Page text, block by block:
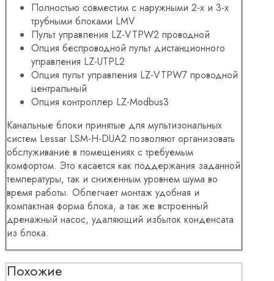
Полностью совместим с наружными 2-х и 3-х
трубными блоками LMV
Пульт управления LZ-VTPW2 проводной
Опция беспроводной пульт дистанционного
управления LZ-UTPL2
Опция пульт управления LZ-VTPW7 проводной
центральный
Опция контроллер LZ-Modbus3
Канальные блоки принятые для мультизональных
систем Lessar LSM-H-DUA2 позволяют организовать
обслуживание в помещениях с требуемым
комфортом. Это касается как поддержания заданной
температуры, так и сниженным уровнем шума во
время работы. Облегчает монтаж удобная и
компактная форма блока, а так же встроенный
дренажный насос, удаляющий избыток конденсата
из блока.
Похожие